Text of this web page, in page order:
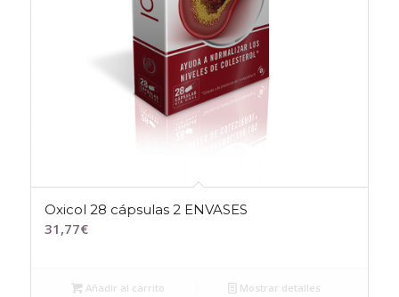
Oxicol 28 cápsulas 2 ENVASES
31,77€
Añadir al carrito Mostrar detalles